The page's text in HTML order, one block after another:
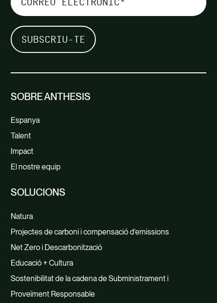
SOBRE ANTHESIS
Espanya
Talent
Impact
El nostre equip
SOLUCIONS
Natura
Projectes de carboni i compensació d’emissions
Net Zero i Descarbonització
Educació + Cultura
Sostenibilitat de la cadena de Subministrament i
Proveïment Responsable